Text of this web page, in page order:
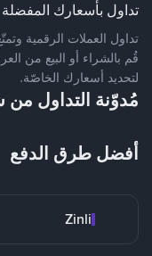
تداول بأسعارك المفضلة
تداول العملات الرقمية
قُم بالشراء أو البيع من
لتحديد أسعارك الخاصّة.
مُدوّنة التداول
أفضل طرق الدفع
Zinli